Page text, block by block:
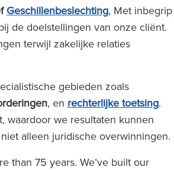
Geschillenbeslechting, Met inbegrip
de doelstellingen van onze cliënt.
terwijl zakelijke relaties
gebieden zoals
, en rechterlijke toetsing.
waardoor we resultaten kunnen
alleen juridische overwinningen.
than 75 years. We’ve built our